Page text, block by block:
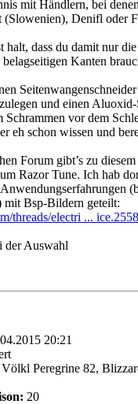
mit Händlern, bei
(Slowenien), Denifl oder
halt, dass du damit nur
Kanten
und einen Aluoxid-
Schrammen vor dem
eh schon wissen und
Forum gibt’s zu
Razor Tune. Ich hab
mit Bsp-Bildern geteilt:
threads/electri ...
der Auswahl
20:21
Peregrine 82,
20